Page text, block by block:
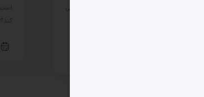
با این حال تحلیلگران از ریسک های سیاستی و فنی
کند؟